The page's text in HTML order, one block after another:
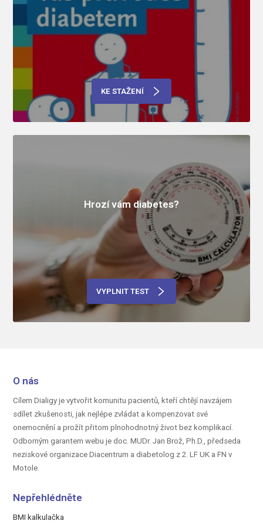
KE STAŽENÍ
Hrozí vám diabetes?
VYPLNIT TEST
O nás
Cílem Dialigy je vytvořit komunitu pacientů, kteří chtějí navzájem
sdílet zkušenosti, jak nejlépe zvládat a kompenzovat své
onemocnění a prožít přitom plnohodnotný život bez komplikací.
Odborným garantem webu je doc. MUDr. Jan Brož, Ph.D., předseda
neziskové organizace Diacentrum a diabetolog z 2. LF UK a FN v
Motole.
Nepřehlédněte
BMI kalkulačka